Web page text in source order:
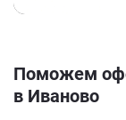
Поможем
в Иваново